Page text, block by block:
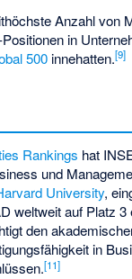
Anzahl von
in
500 innehatten.[9]
Rankings hat
und
University,
weltweit auf Platz 3
den
in
[11]